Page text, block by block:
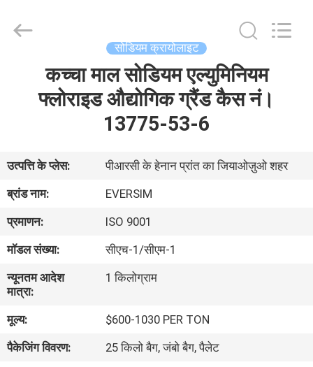
वीडियो
बारे
में
कारखाने
का
दौरा
Imp.&Exp.Co.,Ltd.
सोडियम क्रायोलाइट
कच्चा माल सोडियम एल्युमिनियम
फ्लोराइड औद्योगिक ग्रैंड कैस नं।
13775-53-6
उत्पत्ति के प्लेस:
पीआरसी के हेनान प्रांत का जियाओज़ुओ शहर
ब्रांड नाम:
EVERSIM
प्रमाणन:
ISO 9001
मॉडल संख्या:
सीएच-1/सीएम-1
न्यूनतम आदेश
मात्रा:
1 किलोग्राम
मूल्य:
$600-1030 PER TON
पैकेजिंग विवरण:
25 किलो बैग, जंबो बैग, पैलेट